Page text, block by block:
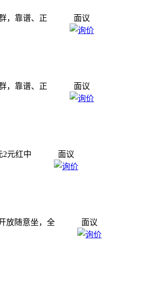
，靠谱、正
面议
，靠谱、正
面议
2元红中
面议
放随意坐，全
面议